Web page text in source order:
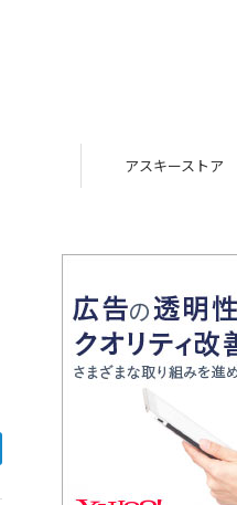
アスキーストア